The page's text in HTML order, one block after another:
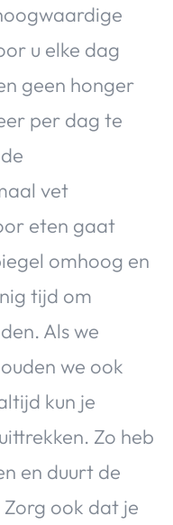
u elke dag
geen honger
per dag te
vet
eten gaat
omhoog en
tijd om
Als we
we ook
kun je
Zo heb
en duurt de
ook dat je